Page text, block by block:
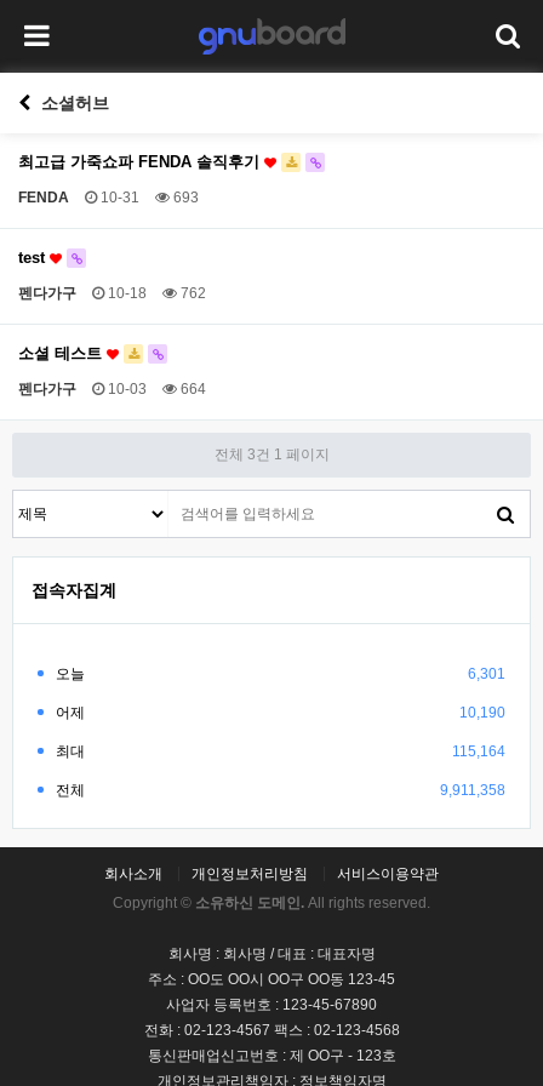
소셜허브
최고급 가죽쇼파 FENDA 솔직후기
FENDA 10-31 693
test
펜다가구 10-18 762
소셜 테스트
펜다가구 10-03 664
전체 3건 1 페이지
접속자집계
오늘 6,301
어제 10,190
최대 115,164
전체 9,911,358
회사소개 개인정보처리방침
서비스이용약관
Copyright © 소유하신 도메인. All rights reserved.
회사명 : 회사명 / 대표 : 대표자명
주소 : OO도 OO시 OO구 OO동 123-45
사업자 등록번호 : 123-45-67890
전화 : 02-123-4567 팩스 : 02-123-4568
통신판매업신고번호 : 제 OO구 - 123호
개인정보관리책임자 : 정보책임자명